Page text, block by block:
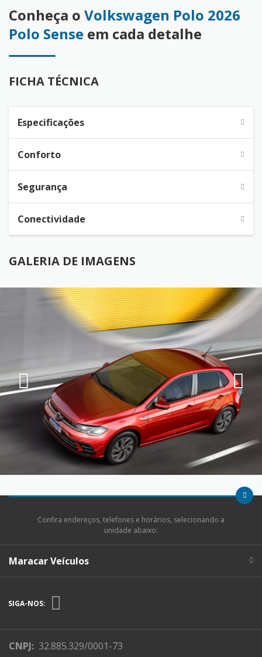
Conheça o Volkswagen Polo 2026
Polo Sense em cada detalhe
FICHA TÉCNICA
Especificações
Conforto
Segurança
Conectividade
GALERIA DE IMAGENS
Confira endereços, telefones e horários, selecionando a
unidade abaixo:
Maracar Veículos
SIGA-NOS:
CNPJ: 32.885.329/0001-73